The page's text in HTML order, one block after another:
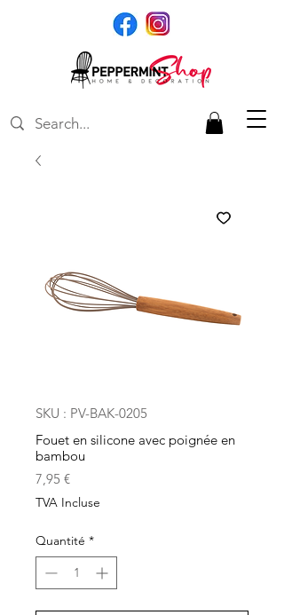
SKU : PV-BAK-0205
Fouet en silicone avec poignée en
bambou
7,95 €Prix
TVA Incluse
Quantité *